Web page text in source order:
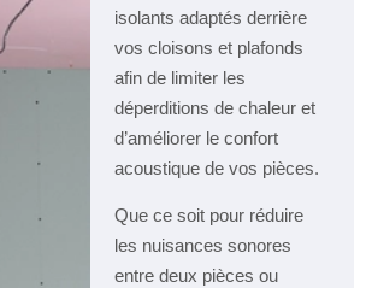
isolants adaptés derrière
vos cloisons et plafonds
afin de limiter les
déperditions de chaleur et
d’améliorer le confort
acoustique de vos pièces.
Que ce soit pour réduire
les nuisances sonores
entre deux pièces ou